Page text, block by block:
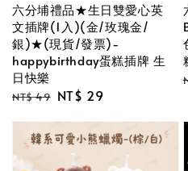
六分埔禮品★生日雙愛心英
文插牌(1入)(金/玫瑰金/
銀)★(現貨/發票)-
happybirthday蛋糕插牌 生
日快樂
Regular
NT$ 49 Sale
NT$ 29